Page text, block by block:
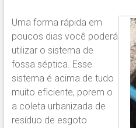
Uma forma rápida em
poucos dias você poderá
utilizar o sistema de
fossa séptica. Esse
sistema é acima de tudo
muito eficiente, porem o
a coleta urbanizada de
resíduo de esgoto